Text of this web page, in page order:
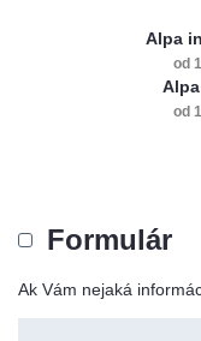
Alpa
od
od
Formulár
Ak Vám nejaká